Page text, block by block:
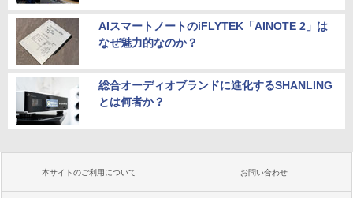
AIスマートノートのiFLYTEK「AINOTE 2」は
なぜ魅力的なのか？
総合オーディオブランドに進化するSHANLING
とは何者か？
本サイトのご利用について お問い合わせ